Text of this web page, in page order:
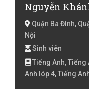
Nguyễn
Quận Ba Đình,
Nội
Sinh viên
Tiếng Anh, Tiếng
Anh lóp 4, Tiếng